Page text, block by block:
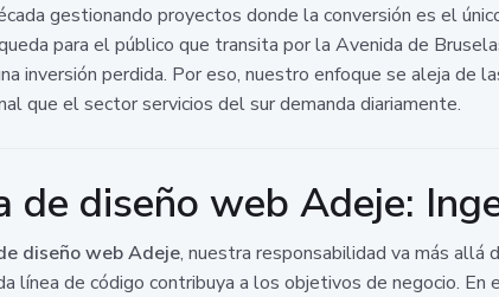
gestionando proyectos donde la conversión es el
para el público que transita por la Avenida de
inversión perdida. Por eso, nuestro enfoque se aleja
que el sector servicios del sur demanda diariamente.
de diseño web Adeje:
diseño web Adeje, nuestra responsabilidad va más allá
línea de código contribuya a los objetivos de negocio.